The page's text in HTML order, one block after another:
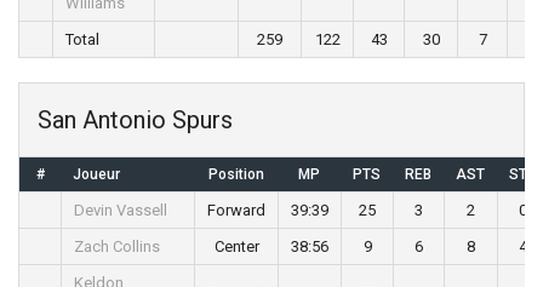
Total 259 122 43 30 7
San Antonio Spurs
# Joueur Position MP PTS REB AST STL
Devin Vassell Forward 39:39 25 3 2
0
Zach Collins
Center 38:56 9 6 8
4
Keldon